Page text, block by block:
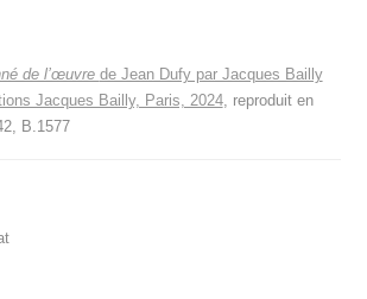
de l’œuvre de Jean Dufy par Jacques Bailly
Jacques Bailly, Paris, 2024, reproduit en
B.1577